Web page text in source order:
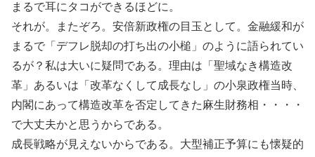
まるで耳にタコができるほどに。
それが。またぞろ。安倍新政権の目玉として。金融緩和が
まるで「デフレ脱却の打ち出の小槌」のように語られてい
るが？私は大いに疑問である。理由は「聖域なき構造改
革」あるいは「改革なくして成長なし」の小泉政権当時、
内閣にあって構造改革を否定してきた麻生財務相・・・・
で大丈夫かと思うからである。
成長戦略が見えないからである。大型補正予算にも懐疑的